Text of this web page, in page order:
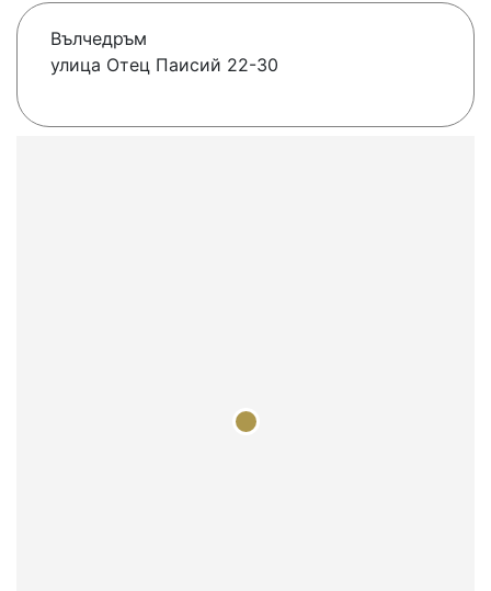
Вълчедръм
улица Отец Паисий 22-30